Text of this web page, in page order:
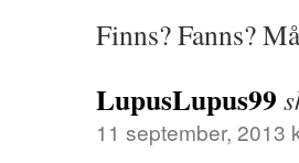
Finns? Fanns?
LupusLupus99
11 september, 2013